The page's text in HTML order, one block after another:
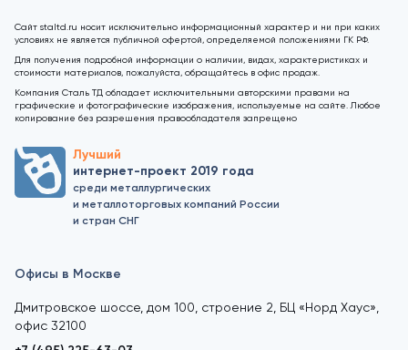
Сайт staltd.ru носит исключительно информационный характер и ни при каких
условиях не является публичной офертой, определяемой положениями ГК РФ.
Для получения подробной информации о наличии, видах, характеристиках и
стоимости материалов, пожалуйста, обращайтесь в офис продаж.
Компания Сталь ТД обладает исключительными авторскими правами на
графические и фотографические изображения, используемые на сайте. Любое
копирование без разрешения правообладателя запрещено
Лучший
интернет-проект 2019 года
среди металлургических
и металлоторговых компаний России
и стран СНГ
Офисы в Москве
Дмитровское шоссе, дом 100, строение 2, БЦ «Норд Хаус»,
офис 32100